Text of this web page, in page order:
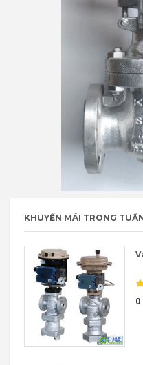
KHUYẾN MÃI TRONG
0